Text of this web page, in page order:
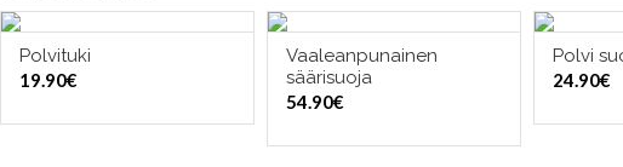
LISÄÄ OSTOSKORIIN
Polvituki
19.90€
VALITSE VAIHTOEHDOISTA
Vaaleanpunainen
säärisuoja
54.90€
Polvi
24.90€